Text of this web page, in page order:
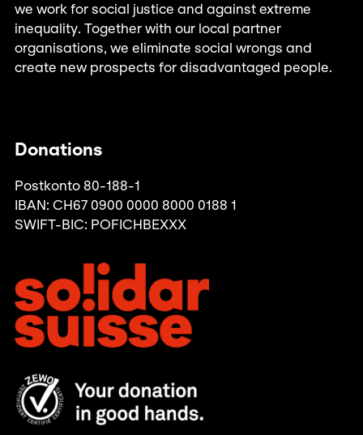
we work for social justice and against extreme
inequality. Together with our local partner
organisations, we eliminate social wrongs and
create new prospects for disadvantaged people.
Donations
Postkonto 80-188-1
IBAN: CH67 0900 0000 8000 0188 1
SWIFT-BIC: POFICHBEXXX